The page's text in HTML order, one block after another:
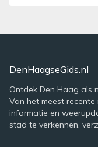
DenHaagseGids.nl
Ontdek Den Haag als
Van het meest
informatie en
stad te verkennen,